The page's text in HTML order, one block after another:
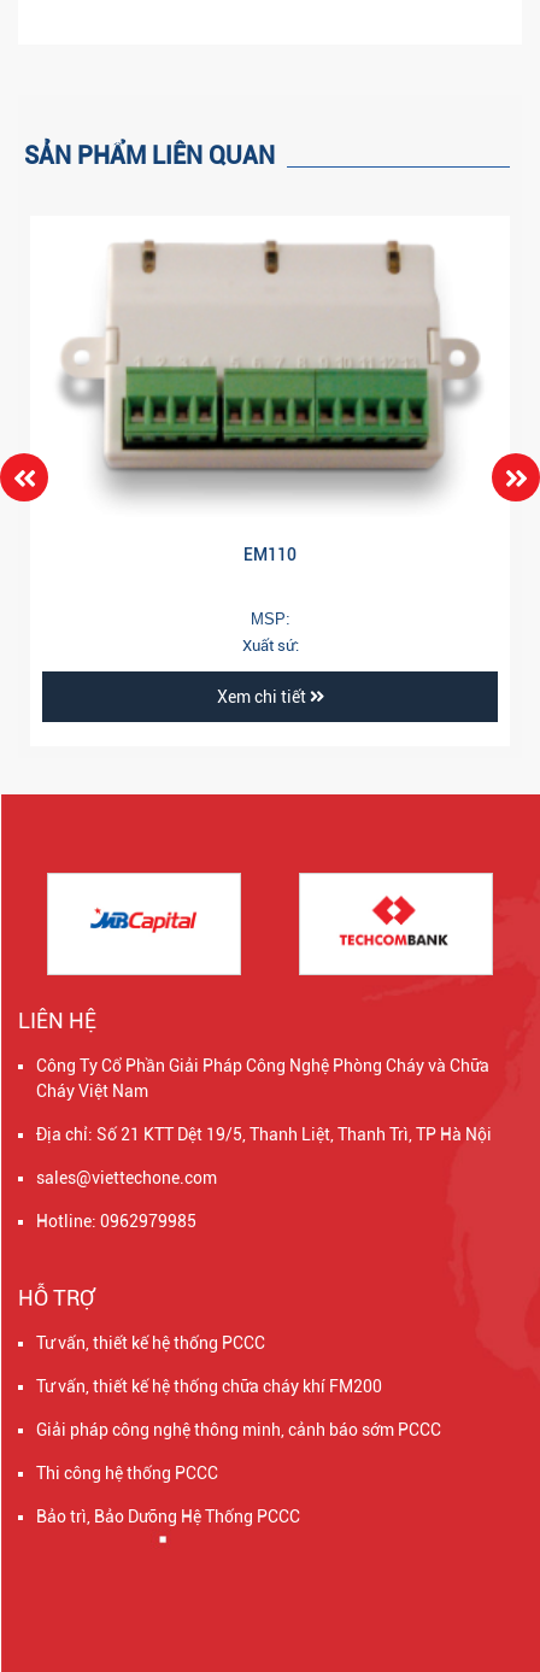
SẢN PHẨM LIÊN QUAN
EM110
MSP:
Xuất sứ:
Xem chi tiết
LIÊN HỆ
Công Ty Cổ Phần Giải Pháp Công Nghệ Phòng Cháy và Chữa
Cháy Việt Nam
Địa chỉ: Số 21 KTT Dệt 19/5, Thanh Liệt, Thanh Trì, TP Hà Nội
sales@viettechone.com
Hotline: 0962979985
HỖ TRỢ
Tư vấn, thiết kế hệ thống PCCC
Tư vấn, thiết kế hệ thống chữa cháy khí FM200
Giải pháp công nghệ thông minh, cảnh báo sớm PCCC
Thi công hệ thống PCCC
Bảo trì, Bảo Dưỡng Hệ Thống PCCC